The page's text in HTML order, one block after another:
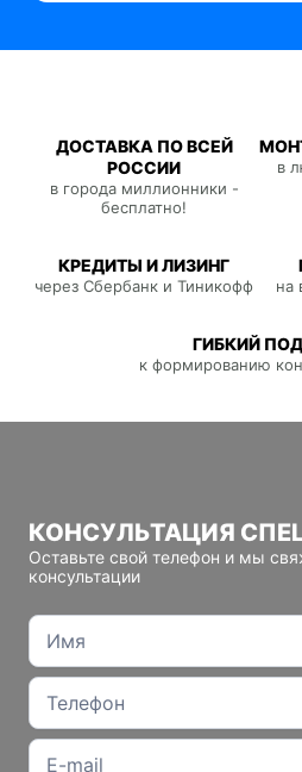
ДОСТАВКА ПО ВСЕЙ
РОССИИ
в города миллионники -
бесплатно!
в
КРЕДИТЫ И ЛИЗИНГ
через Сбербанк и Тиникофф на
ГИБКИЙ
к формированию
КОНСУЛЬТАЦИЯ
Оставьте свой телефон и мы
консультации